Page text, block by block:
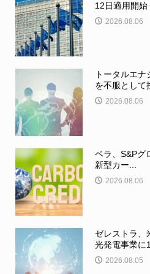
12日適用開
2026.08.06
トータルエ
を不服として
2026.08.06
ベラ、S&Pグ
新型カー...
2026.08.06
ゼレストラ、
光発電事業に1
2026.08.05